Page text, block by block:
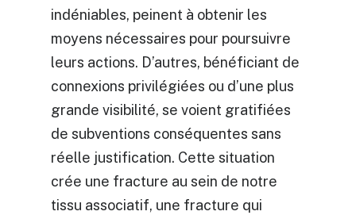
indéniables, peinent à obtenir les
moyens nécessaires pour poursuivre
leurs actions. D’autres, bénéficiant de
connexions privilégiées ou d’une plus
grande visibilité, se voient gratifiées
de subventions conséquentes sans
réelle justification. Cette situation
crée une fracture au sein de notre
tissu associatif, une fracture qui